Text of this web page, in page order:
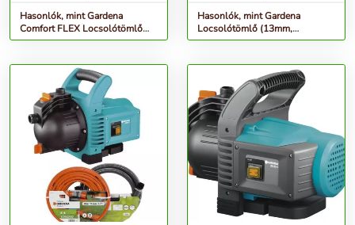
Hasonlók, mint Gardena
Comfort FLEX Locsolótömlő
(19mm, 3/4&quot;) - 25 méter
Hasonlók, mint Gardena
Locsolótömlő (13mm,
1/2&quot;) - 20 méter